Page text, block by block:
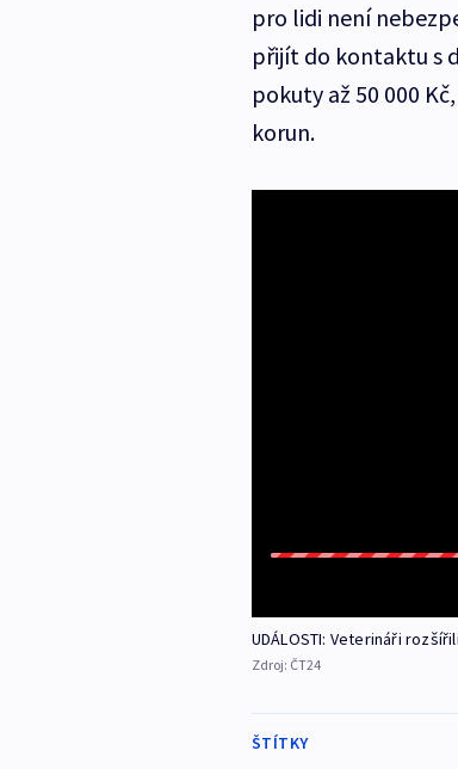
pro lidi není
přijít do kontaktu s
pokuty až 50 000
korun.
UDÁLOSTI: Veterináři
Zdroj: ČT24
ŠTÍTKY